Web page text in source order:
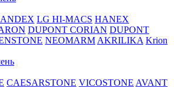
LG HI-MACS HANEX
DUPONT CORIAN DUPONT
NEOMARM AKRILIKA Krion
CAESARSTONE VICOSTONE AVANT